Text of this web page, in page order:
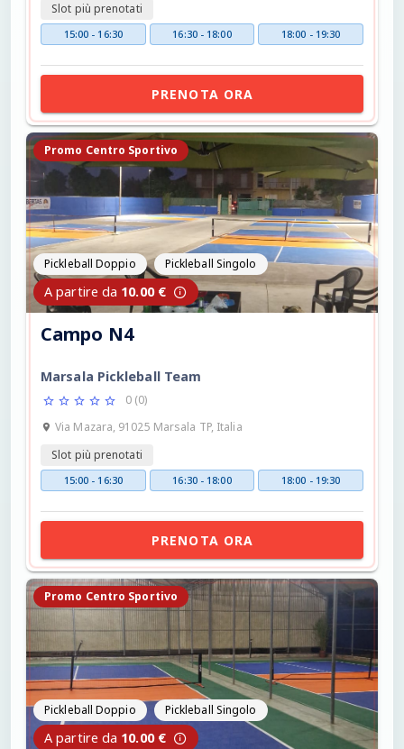
Slot più prenotati
15:00 - 16:30 16:30 - 18:00 18:00 - 19:30
PRENOTA ORA
Promo Centro Sportivo
A partire da 10.00 €
Pickleball Doppio Pickleball Singolo
Campo N4
Marsala Pickleball Team
0 (0)
Via Mazara, 91025 Marsala TP, Italia
Slot più prenotati
15:00 - 16:30 16:30 - 18:00 18:00 - 19:30
PRENOTA ORA
Promo Centro Sportivo
A partire da 10.00 €
Pickleball Doppio Pickleball Singolo